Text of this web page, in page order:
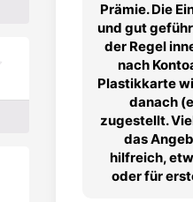
Prämie. Die
und gut
der Regel
nach
Plastikkarte
danach
zugestellt.
das
hilfreich,
oder für